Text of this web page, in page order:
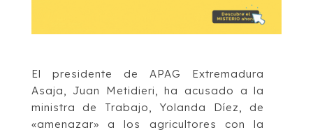
El presidente de APAG Extremadura
Asaja, Juan Metidieri, ha acusado a la
ministra de Trabajo, Yolanda Díez, de
«amenazar» a los agricultores con la